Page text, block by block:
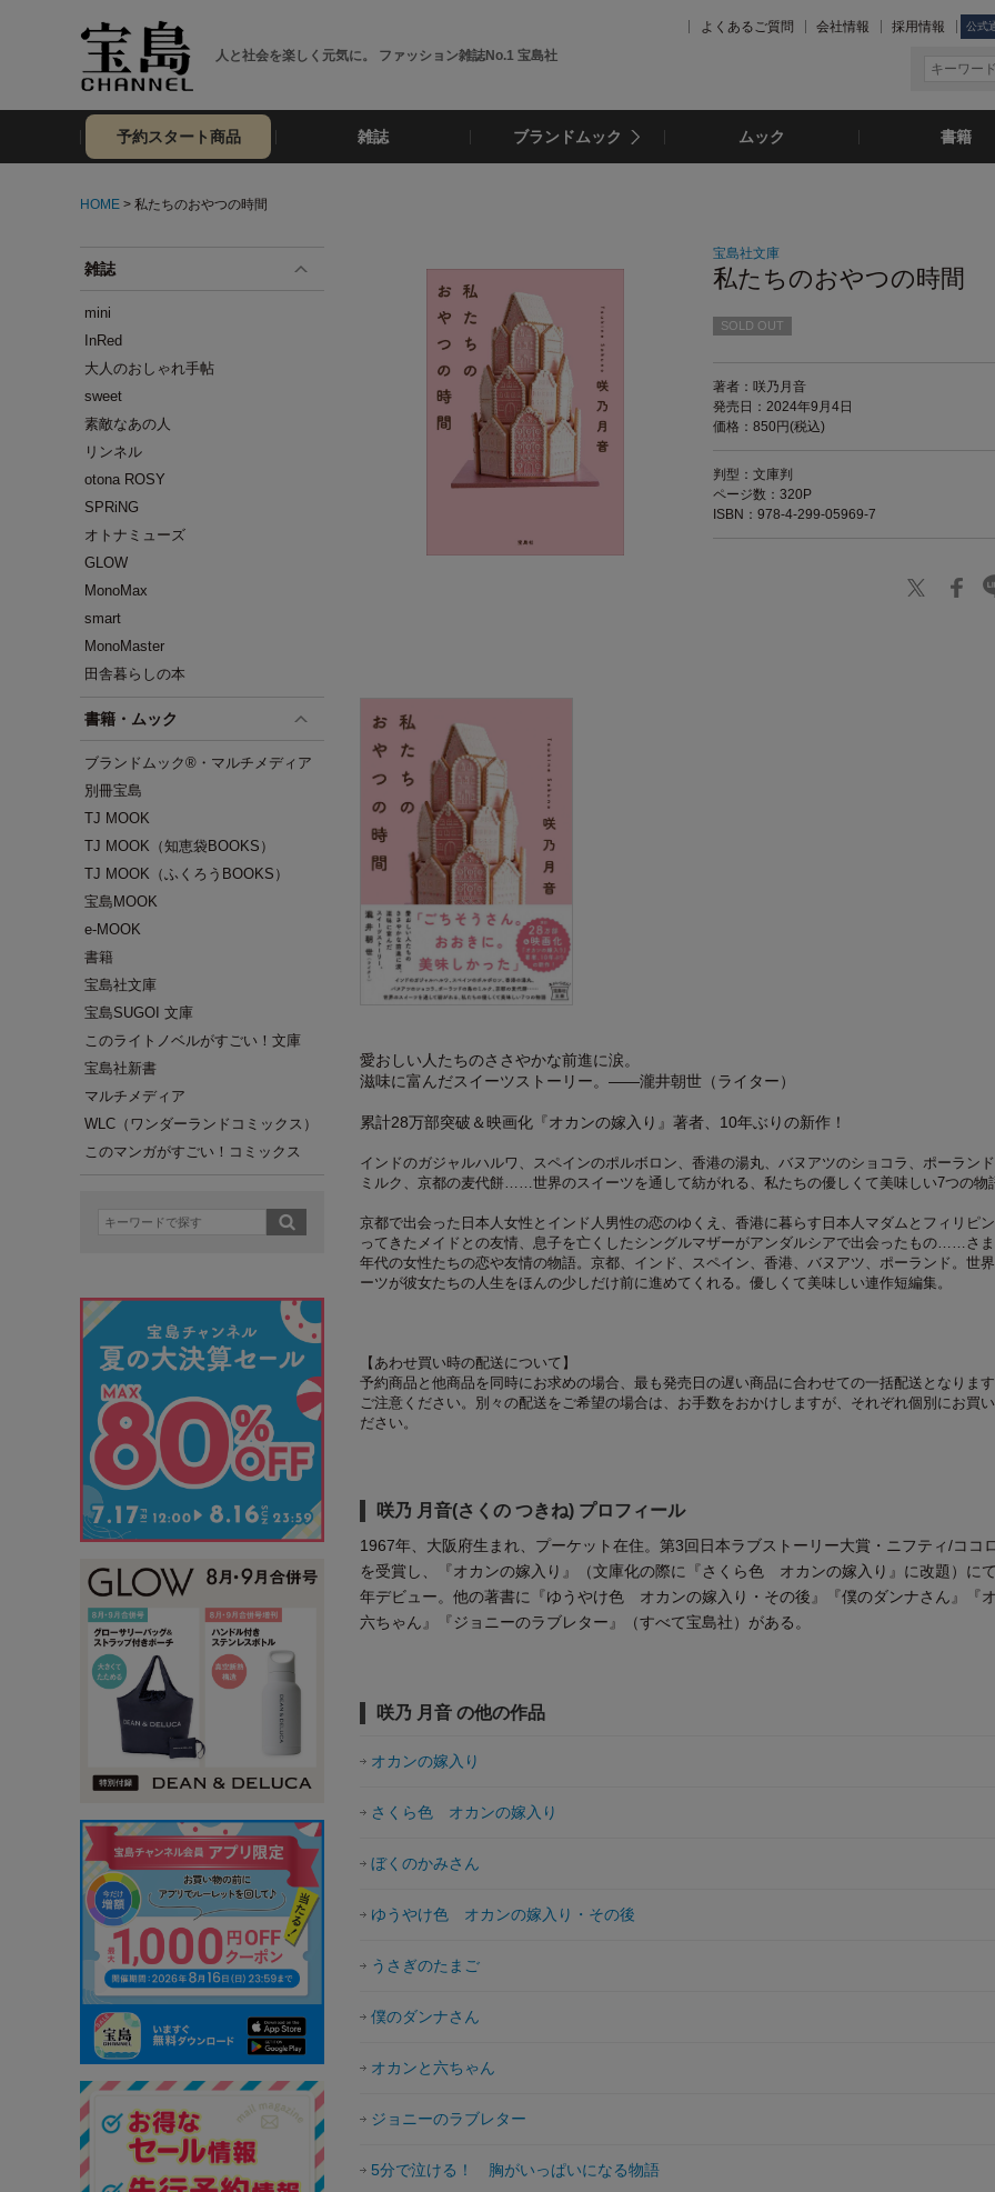
人と社会を楽しく元気に。 ファッション雑誌No.1 宝島社
よくあるご質問 会社情報 採用情報 公式
予約スタート商品 雑誌 ブランドムック ムック 書籍
HOME > 私たちのおやつの時間
雑誌
mini
InRed
大人のおしゃれ手帖
sweet
素敵なあの人
リンネル
otona ROSY
SPRiNG
オトナミューズ
GLOW
MonoMax
smart
MonoMaster
田舎暮らしの本
書籍・ムック
ブランドムック®・マルチメディア
別冊宝島
TJ MOOK
TJ MOOK（知恵袋BOOKS）
TJ MOOK（ふくろうBOOKS）
宝島MOOK
e-MOOK
書籍
宝島社文庫
宝島SUGOI 文庫
このライトノベルがすごい！文庫
宝島社新書
マルチメディア
WLC（ワンダーランドコミックス）
このマンガがすごい！コミックス
宝島社文庫
私たちのおやつの時間
SOLD OUT
著者：咲乃月音
発売日：2024年9月4日
価格：850円(税込)
判型：文庫判
ページ数：320P
ISBN：978-4-299-05969-7
愛おしい人たちのささやかな前進に涙。
滋味に富んだスイーツストーリー。――瀧井朝世（ライター）
累計28万部突破＆映画化『オカンの嫁入り』著者、10年ぶりの新作！
インドのガジャルハルワ、スペインのポルボロン、香港の湯丸、バヌアツのショコラ、ポーラン
ミルク、京都の麦代餅……世界のスイーツを通して紡がれる、私たちの優しくて美味しい7つの物
京都で出会った日本人女性とインド人男性の恋のゆくえ、香港に暮らす日本人マダムとフィリピ
ってきたメイドとの友情、息子を亡くしたシングルマザーがアンダルシアで出会ったもの……さ
年代の女性たちの恋や友情の物語。京都、インド、スペイン、香港、バヌアツ、ポーランド。世
ーツが彼女たちの人生をほんの少しだけ前に進めてくれる。優しくて美味しい連作短編集。
【あわせ買い時の配送について】
予約商品と他商品を同時にお求めの場合、最も発売日の遅い商品に合わせての一括配送となります
ご注意ください。別々の配送をご希望の場合は、お手数をおかけしますが、それぞれ個別にお買い
ださい。
咲乃 月音(さくの つきね) プロフィール
1967年、大阪府生まれ、プーケット在住。第3回日本ラブストーリー大賞・ニフティ/ココ
を受賞し、『オカンの嫁入り』（文庫化の際に『さくら色 オカンの嫁入り』に改題）に
年デビュー。他の著書に『ゆうやけ色 オカンの嫁入り・その後』『僕のダンナさん』『
六ちゃん』『ジョニーのラブレター』（すべて宝島社）がある。
咲乃 月音 の他の作品
オカンの嫁入り
さくら色 オカンの嫁入り
ぼくのかみさん
ゆうやけ色 オカンの嫁入り・その後
うさぎのたまご
僕のダンナさん
オカンと六ちゃん
ジョニーのラブレター
5分で泣ける！ 胸がいっぱいになる物語